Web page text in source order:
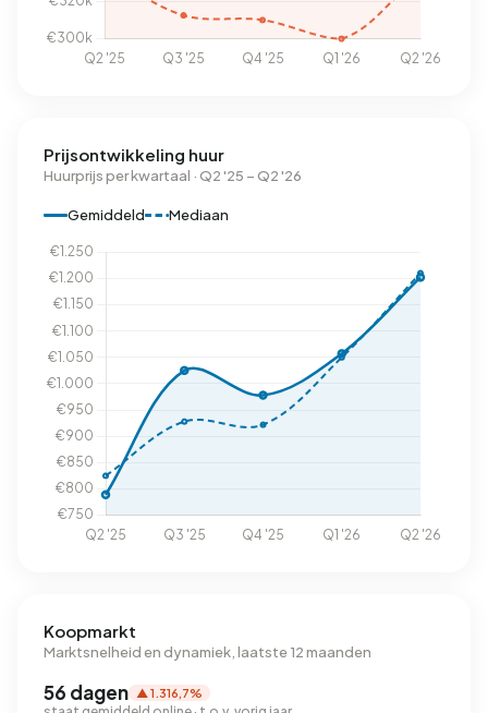
Prijsontwikkeling huur
Huurprijs per kwartaal · Q2 '25 – Q2 '26
Gemiddeld Mediaan
Koopmarkt
Marktsnelheid en dynamiek, laatste 12 maanden
56 dagen ▲ 1.316,7%